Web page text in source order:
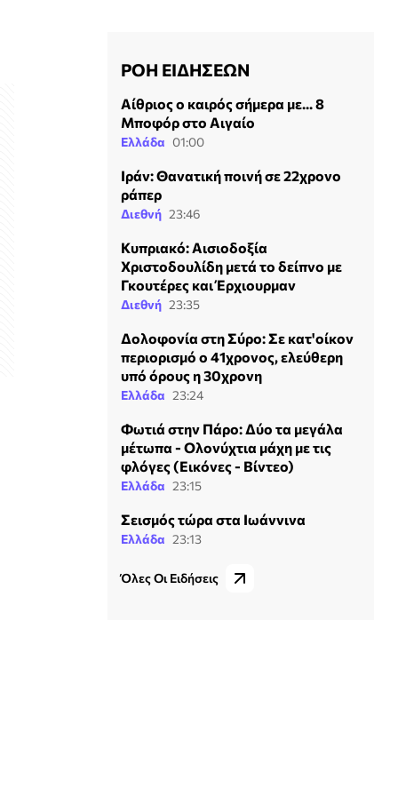
ΡΟΗ ΕΙΔΗΣΕΩΝ
Αίθριος ο καιρός σήμερα με... 8
Μποφόρ στο Αιγαίο
Ελλάδα 01:00
Ιράν: Θανατική ποινή σε 22χρονο
ράπερ
Διεθνή 23:46
Κυπριακό: Αισιοδοξία
Χριστοδουλίδη μετά το δείπνο με
Γκουτέρες και Έρχιουρμαν
Διεθνή 23:35
Δολοφονία στη Σύρο: Σε κατ'οίκον
περιορισμό ο 41χρονος, ελεύθερη
υπό όρους η 30χρονη
Ελλάδα 23:24
Φωτιά στην Πάρο: Δύο τα μεγάλα
μέτωπα - Ολονύχτια μάχη με τις
φλόγες (Εικόνες - Βίντεο)
Ελλάδα 23:15
Σεισμός τώρα στα Ιωάννινα
Ελλάδα 23:13
Όλες Οι Ειδήσεις